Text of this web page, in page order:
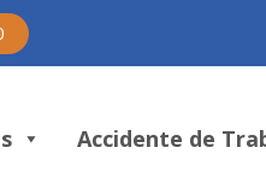
Accidente de